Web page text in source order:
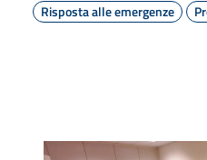
Risposta alle emergenze